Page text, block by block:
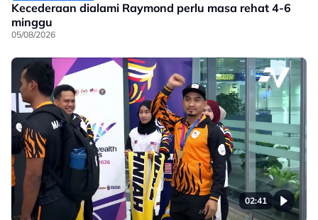
Kecederaan dialami Raymond perlu masa rehat 4-6
minggu
05/08/2026
02:41